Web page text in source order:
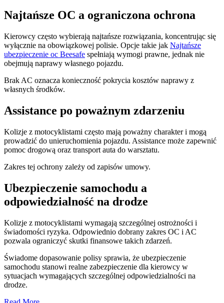
Najtańsze OC a ograniczona ochrona
Kierowcy często wybierają najtańsze rozwiązania, koncentrując się
wyłącznie na obowiązkowej polisie. Opcje takie jak Najtańsze
ubezpieczenie oc Beesafe spełniają wymogi prawne, jednak nie
obejmują naprawy własnego pojazdu.
Brak AC oznacza konieczność pokrycia kosztów naprawy z
własnych środków.
Assistance po poważnym zdarzeniu
Kolizje z motocyklistami często mają poważny charakter i mogą
prowadzić do unieruchomienia pojazdu. Assistance może zapewnić
pomoc drogową oraz transport auta do warsztatu.
Zakres tej ochrony zależy od zapisów umowy.
Ubezpieczenie samochodu a
odpowiedzialność na drodze
Kolizje z motocyklistami wymagają szczególnej ostrożności i
świadomości ryzyka. Odpowiednio dobrany zakres OC i AC
pozwala ograniczyć skutki finansowe takich zdarzeń.
Świadome dopasowanie polisy sprawia, że ubezpieczenie
samochodu stanowi realne zabezpieczenie dla kierowcy w
sytuacjach wymagających szczególnej odpowiedzialności na
drodze.